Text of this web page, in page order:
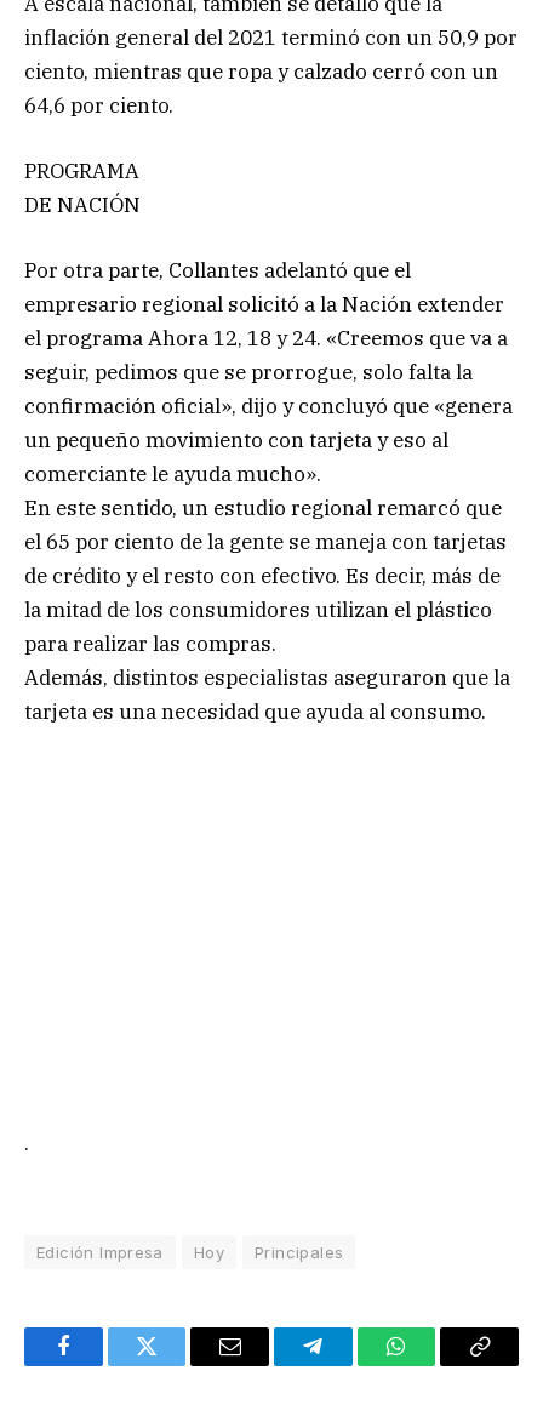
inflación general del 2021 terminó con un 50,9 por
ciento, mientras que ropa y calzado cerró con un
64,6 por ciento.
PROGRAMA
DE NACIÓN
Por otra parte, Collantes adelantó que el
empresario regional solicitó a la Nación extender
el programa Ahora 12, 18 y 24. «Creemos que va a
seguir, pedimos que se prorrogue, solo falta la
confirmación oficial», dijo y concluyó que «genera
un pequeño movimiento con tarjeta y eso al
comerciante le ayuda mucho».
En este sentido, un estudio regional remarcó que
el 65 por ciento de la gente se maneja con tarjetas
de crédito y el resto con efectivo. Es decir, más de
la mitad de los consumidores utilizan el plástico
para realizar las compras.
Además, distintos especialistas aseguraron que la
tarjeta es una necesidad que ayuda al consumo.
.
Edición Impresa Hoy Principales
FacebookTwitter Email TelegramWhatsAppCopy